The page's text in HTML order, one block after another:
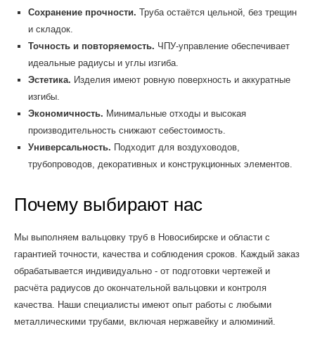
Сохранение прочности. Труба остаётся цельной, без трещин
и складок.
Точность и повторяемость. ЧПУ-управление обеспечивает
идеальные радиусы и углы изгиба.
Эстетика. Изделия имеют ровную поверхность и аккуратные
изгибы.
Экономичность. Минимальные отходы и высокая
производительность снижают себестоимость.
Универсальность. Подходит для воздуховодов,
трубопроводов, декоративных и конструкционных элементов.
Почему выбирают нас
Мы выполняем вальцовку труб в Новосибирске и области с
гарантией точности, качества и соблюдения сроков. Каждый заказ
обрабатывается индивидуально - от подготовки чертежей и
расчёта радиусов до окончательной вальцовки и контроля
качества. Наши специалисты имеют опыт работы с любыми
металлическими трубами, включая нержавейку и алюминий.